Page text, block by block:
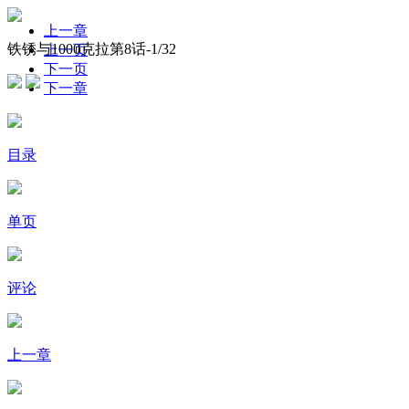
铁锈与1000克拉第8话-1/32
上一章
上一页
下一页
下一章
目录
单页
评论
上一章